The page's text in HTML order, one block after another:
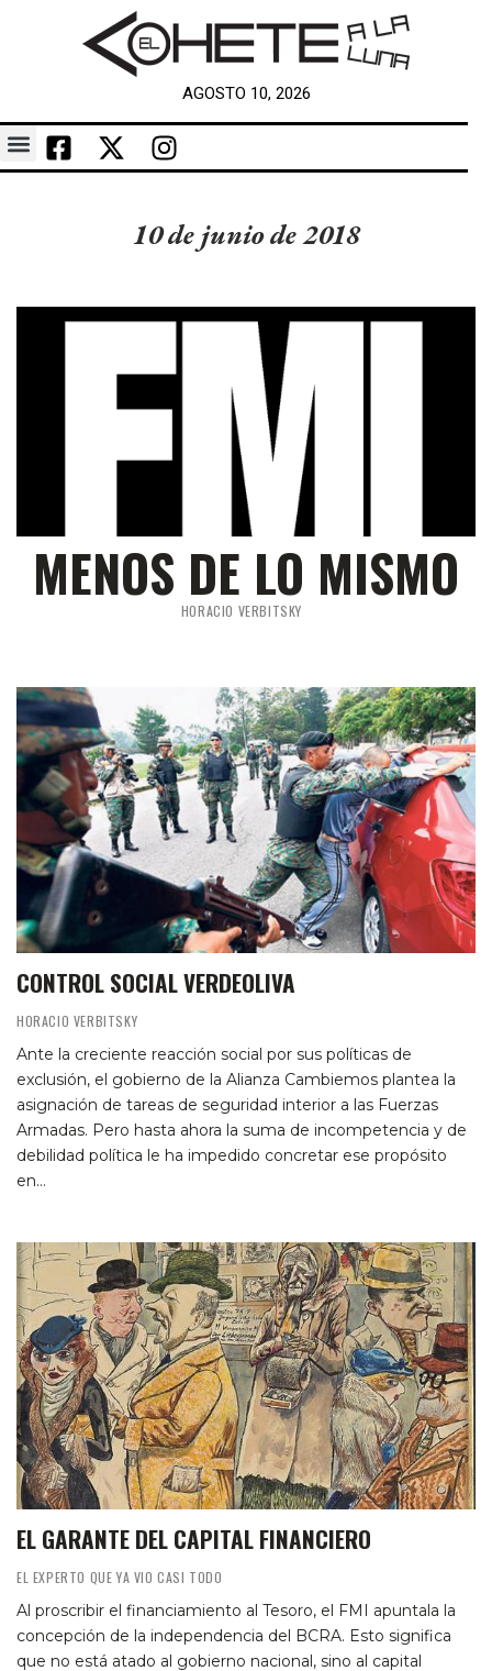
AGOSTO 10, 2026
10 de junio de 2018
MENOS DE LO MISMO
HORACIO VERBITSKY
CONTROL SOCIAL VERDEOLIVA
HORACIO VERBITSKY
Ante la creciente reacción social por sus políticas de
exclusión, el gobierno de la Alianza Cambiemos plantea la
asignación de tareas de seguridad interior a las Fuerzas
Armadas. Pero hasta ahora la suma de incompetencia y de
debilidad política le ha impedido concretar ese propósito
en…
EL GARANTE DEL CAPITAL FINANCIERO
EL EXPERTO QUE YA VIO CASI TODO
Al proscribir el financiamiento al Tesoro, el FMI apuntala la
concepción de la independencia del BCRA. Esto significa
que no está atado al gobierno nacional, sino al capital